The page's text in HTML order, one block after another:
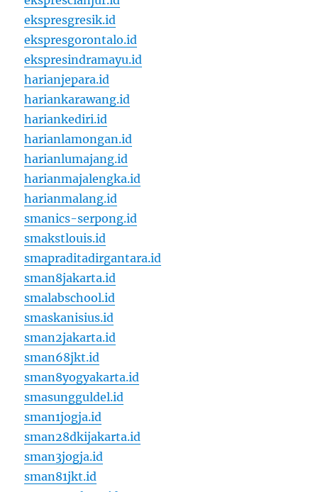
ekspresgresik.id
ekspresgorontalo.id
ekspresindramayu.id
harianjepara.id
hariankarawang.id
hariankediri.id
harianlamongan.id
harianlumajang.id
harianmajalengka.id
harianmalang.id
smanics-serpong.id
smakstlouis.id
smapraditadirgantara.id
sman8jakarta.id
smalabschool.id
smaskanisius.id
sman2jakarta.id
sman68jkt.id
sman8yogyakarta.id
smasungguldel.id
sman1jogja.id
sman28dkijakarta.id
sman3jogja.id
sman81jkt.id